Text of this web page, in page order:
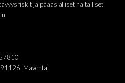
ja pääasialliset haitalliset
Maventa